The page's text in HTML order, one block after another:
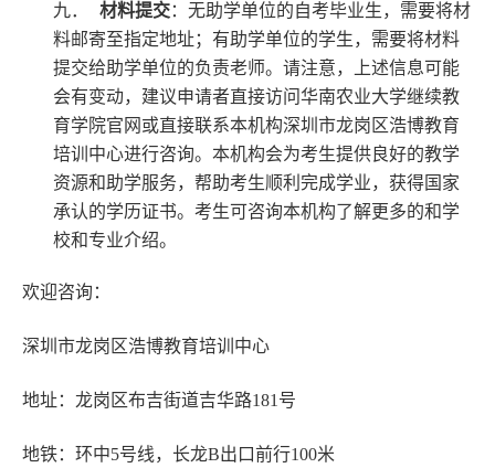
九． 材料提交：无助学单位的自考毕业生，需要将材
料邮寄至指定地址；有助学单位的学生，需要将材料
提交给助学单位的负责老师。请注意，上述信息可能
会有变动，建议申请者直接访问华南农业大学继续教
育学院官网或直接联系本机构深圳市龙岗区浩博教育
培训中心进行咨询。本机构会为考生提供良好的教学
资源和助学服务，帮助考生顺利完成学业，获得国家
承认的学历证书。考生可咨询本机构了解更多的和学
校和专业介绍。
欢迎咨询：
深圳市龙岗区浩博教育培训中心
地址：龙岗区布吉街道吉华路181号
地铁：环中5号线，长龙B出口前行100米